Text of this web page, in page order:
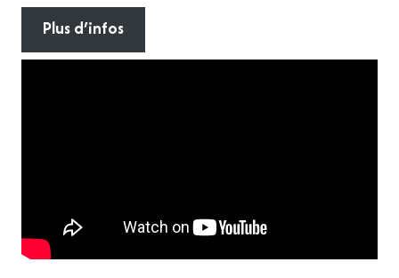
Plus d’infos